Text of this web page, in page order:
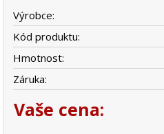
Výrobce:
Kód produktu:
Hmotnost:
Záruka:
Vaše cena: